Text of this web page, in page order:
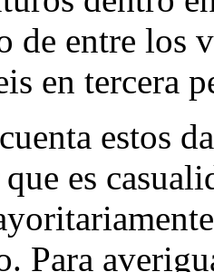
de entre los
en tercera
estos
es
Para